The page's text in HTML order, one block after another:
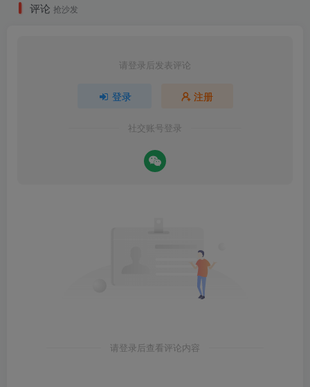
评论 抢沙发
请登录后发表评论
登录 注册
社交账号登录
请登录后查看评论内容